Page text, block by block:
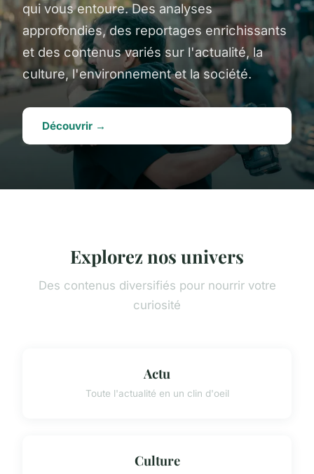
qui vous entoure. Des analyses
approfondies, des reportages enrichissants
et des contenus variés sur l'actualité, la
culture, l'environnement et la société.
Découvrir →
Explorez nos univers
Des contenus diversifiés pour nourrir votre
curiosité
Actu
Toute l'actualité en un clin d'oeil
Culture